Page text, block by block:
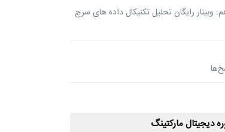
رایگان تحلیل تکنیکال داده های سرچ
دیجیتال مارکتینگ